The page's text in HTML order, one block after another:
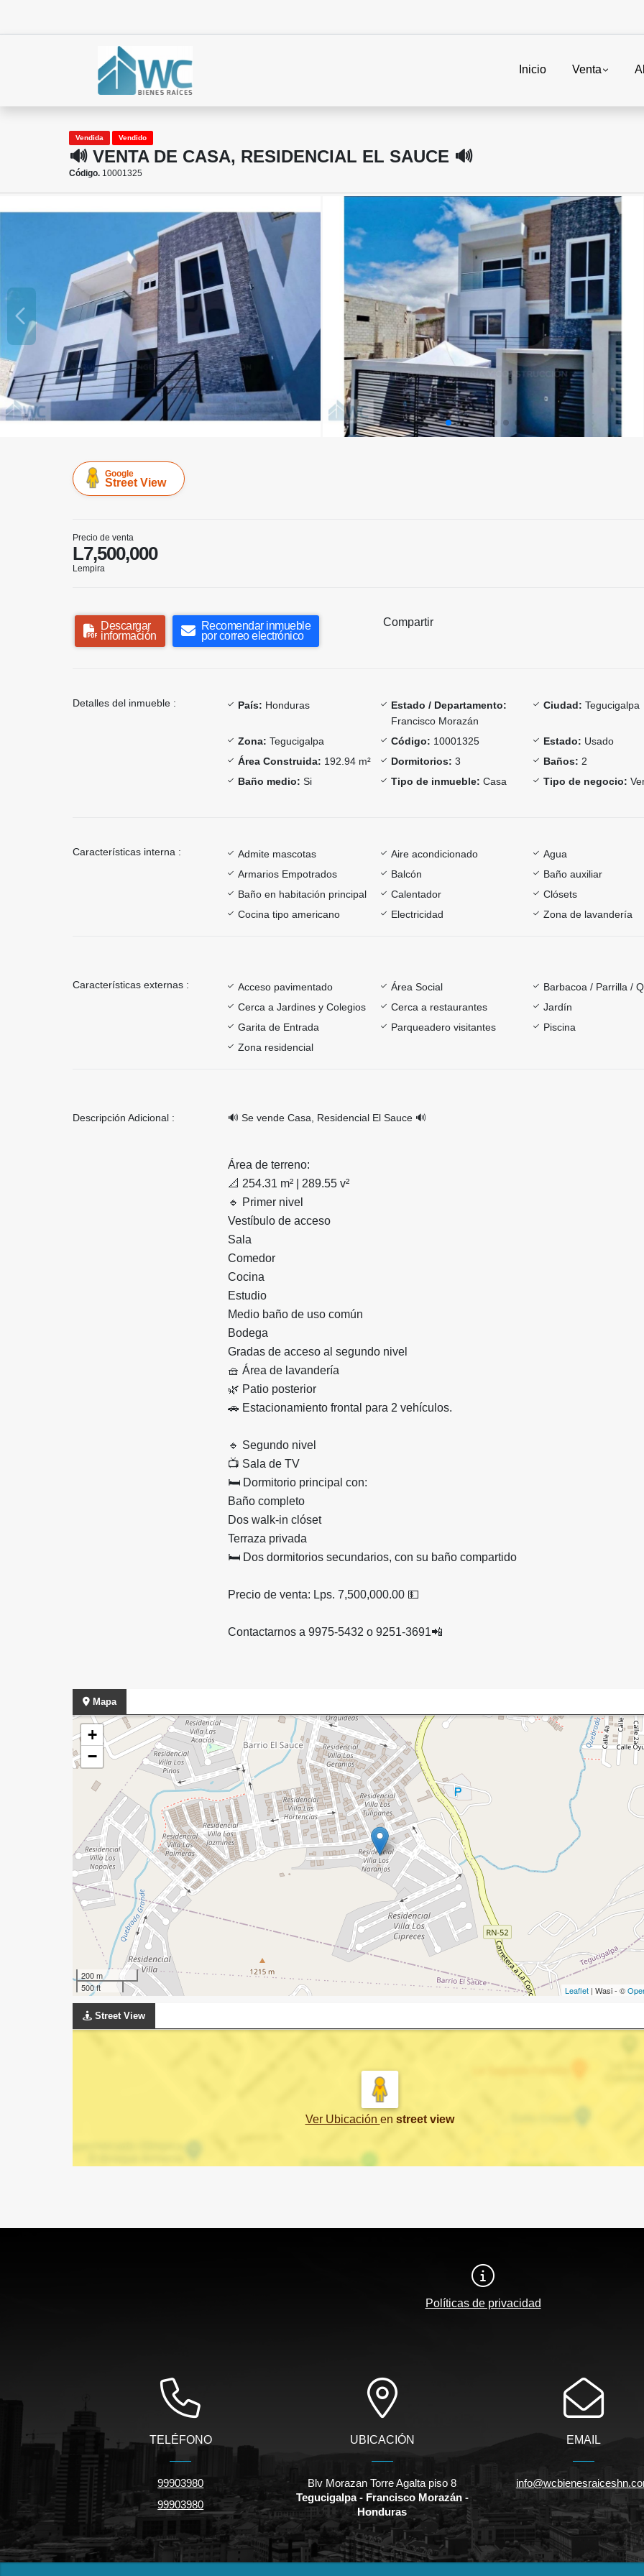
Inicio Venta
Vendida Vendido
🔊 VENTA DE CASA, RESIDENCIAL EL SAUCE 🔊
Código. 10001325
Google
Street View
Precio de venta
L7,500,000
Lempira
Descargar
información
Recomendar inmueble
por correo electrónico
Compartir
Detalles del inmueble : País: Honduras
Estado / Departamento:
Francisco Morazán
Ciudad: Tegucigalpa
Zona: Tegucigalpa Código: 10001325 Estado: Usado
Área Construida: 192.94 m² Dormitorios: 3 Baños: 2
Baño medio: Si Tipo de inmueble: Casa Tipo de negocio:
Características interna : Admite mascotas Aire acondicionado
Agua
Armarios Empotrados
Balcón
Baño auxiliar
Baño en habitación principal
Calentador
Clósets
Cocina tipo americano
Electricidad Zona de lavandería
Características externas : Acceso pavimentado Área Social
Barbacoa / Parrilla /
Cerca a Jardines y Colegios
Cerca a restaurantes
Jardín
Garita de Entrada
Parqueadero visitantes
Piscina
Zona residencial
Descripción Adicional : 🔊 Se vende Casa, Residencial El Sauce 🔊
Área de terreno:
📐 254.31 m² | 289.55 v²
🔹 Primer nivel
Vestíbulo de acceso
Sala
Comedor
Cocina
Estudio
Medio baño de uso común
Bodega
Gradas de acceso al segundo nivel
🧺 Área de lavandería
🌿 Patio posterior
🚗 Estacionamiento frontal para 2 vehículos.
🔹 Segundo nivel
📺 Sala de TV
🛏️ Dormitorio principal con:
Baño completo
Dos walk-in clóset
Terraza privada
🛏️ Dos dormitorios secundarios, con su baño compartido
Precio de venta: Lps. 7,500,000.00 💵
Contactarnos a 9975-5432 o 9251-3691📲
Mapa
+
−
200 m
500 ft
Leaflet | Wasi - ©
Street View
Ver Ubicación en street view
Políticas de privacidad
TELÉFONO
99903980
99903980
UBICACIÓN
Blv Morazan Torre Agalta piso 8
Tegucigalpa - Francisco Morazán -
Honduras
EMAIL